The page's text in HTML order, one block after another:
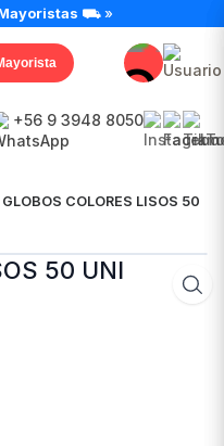
⛟ »
+56 9 3948 8050
GLOBOS COLORES LISOS 50
50 UNI